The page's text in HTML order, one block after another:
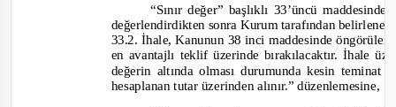
“Sınır değer” başlıklı 33’üncü maddesinde
değerlendirdikten sonra Kurum tarafından
33.2. İhale, Kanunun 38 inci maddesinde
en avantajlı teklif üzerinde bırakılacaktır. İhale
değerin altında olması durumunda kesin
hesaplanan tutar üzerinden alınır.” düzenlemesine,